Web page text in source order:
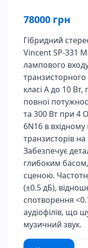
78000 грн
Гібридний
Vincent SP-331
лампового
класі A до 10
повної
та 300 Вт при 4
6N16 в вхідному
транзисторів
Забезпечує
глибоким
сценою.
(±0.5 дБ),
спотворення
аудіофілів, що
музичний звук.